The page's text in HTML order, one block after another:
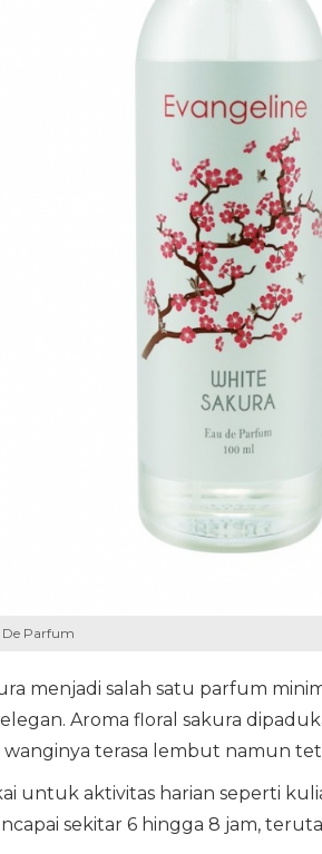
De Parfum
menjadi salah satu parfum
Aroma floral sakura
terasa lembut namun
untuk aktivitas harian seperti
sekitar 6 hingga 8 jam,